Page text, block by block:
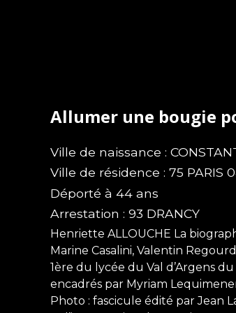
Allumer une bougie
Ville de naissance :
Ville de résidence : 75 PARIS
Déporté à 44 ans
Arrestation : 93 DRANCY
Henriette ALLOUCHE La
Marine Casalini, Valentin
1ère du lycée du Val d’Argens
encadrés par Myriam
Photo : fascicule édité par Jean